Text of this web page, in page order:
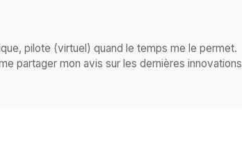
pilote (virtuel) quand le temps me le permet.
partager mon avis sur les dernières innovations